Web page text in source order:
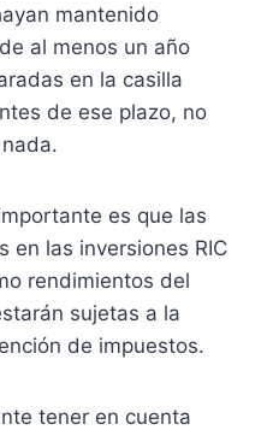
mantenido
al menos un año
en la casilla
de ese plazo, no
es que las
en las inversiones RIC
rendimientos del
sujetas a la
de impuestos.
tener en cuenta